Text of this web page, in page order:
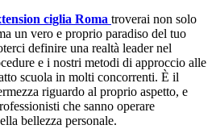
ciglia Roma troverai non solo
un vero e proprio paradiso del tuo
definire una realtà leader nel
e i nostri metodi di approccio alle
scuola in molti concorrenti. È il
riguardo al proprio aspetto, e
che sanno operare
bellezza personale.